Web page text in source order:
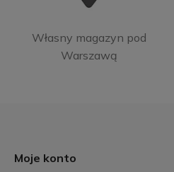
Własny magazyn pod
Warszawą
Moje konto